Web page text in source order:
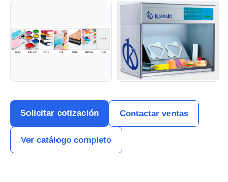
Solicitar cotización Contactar ventas
Ver catálogo completo